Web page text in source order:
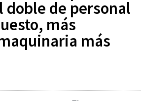
doble de personal
más
más